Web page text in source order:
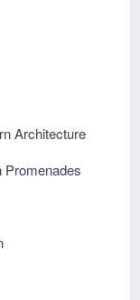
Architecture
Promenades